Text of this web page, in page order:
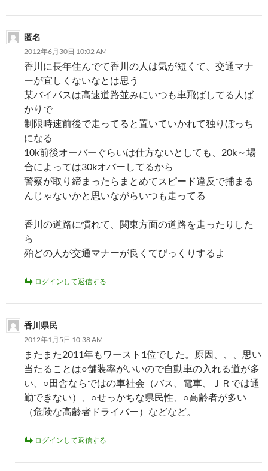
匿名
2012年6月30日 10:02 AM
香川に長年住んでて香川の人は気が短くて、交通マナ
ーが宜しくないなとは思う
某バイパスは高速道路並みにいつも車飛ばしてる人ば
かりで
制限時速前後で走ってると置いていかれて独りぼっち
になる
10k前後オーバーぐらいは仕方ないとしても、20k～場
合によっては30kオバーしてるから
警察が取り締まったらまとめてスピード違反で捕まる
んじゃないかと思いながらいつも走ってる
香川の道路に慣れて、関東方面の道路を走ったりした
ら
殆どの人が交通マナーが良くてびっくりするよ
ログインして返信する
香川県民
2012年1月5日 10:38 AM
またまた2011年もワースト1位でした。原因、、、思い
当たることは○舗装率がいいので自動車の入れる道が多
い、○田舎ならではの車社会（バス、電車、ＪＲでは通
勤できない）、○せっかちな県民性、○高齢者が多い
（危険な高齢者ドライバー）などなど。
ログインして返信する